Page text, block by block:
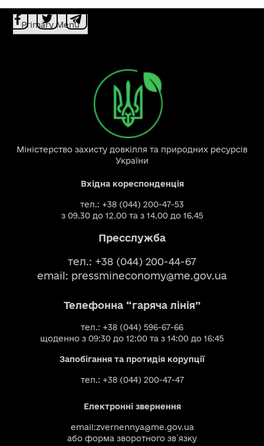
Primary Menu
Міністерство захисту довкілля та природних ресурсів
України
Вхідна кореспонденція
тел.: +38 (044) 200-47-53
з 09.30 до 12.00 та з 14.00 до 16.45
Пресслужба
тел.: +38 (044) 200-44-67
email: pressmineconomy@me.gov.ua
Телефонна “гаряча лінія”
тел.: +38 (044) 596-67-66
щоденно з 09:30 до 12:00 та з 14:00 до 16:45
Запобігання та протидія корупції
тел.: +38 (044) 200-47-47
Електронні звернення
email:zvernennya@me.gov.ua
або форма зворотного зв`язку